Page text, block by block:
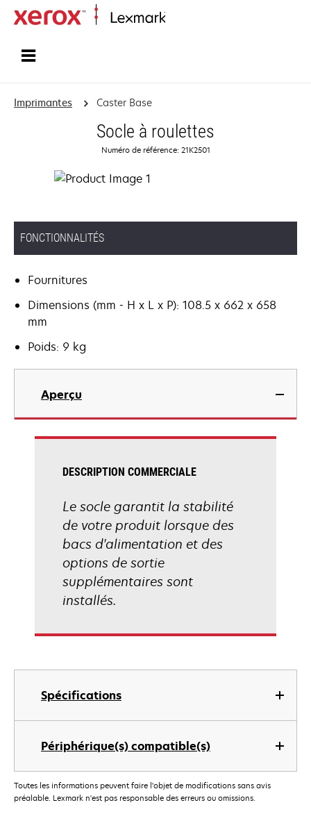
Imprimantes Caster Base
Socle à roulettes
Numéro de référence: 21K2501
FONCTIONNALITÉS
Fournitures
Dimensions (mm - H x L x P): 108.5 x 662 x 658
mm
Poids: 9 kg
Aperçu
Spécifications
Périphérique(s) compatible(s)
DESCRIPTION COMMERCIALE
Le socle garantit la stabilité
de votre produit lorsque des
bacs d'alimentation et des
options de sortie
supplémentaires sont
installés.
Toutes les informations peuvent faire l'objet de modifications sans avis
préalable. Lexmark n'est pas responsable des erreurs ou omissions.